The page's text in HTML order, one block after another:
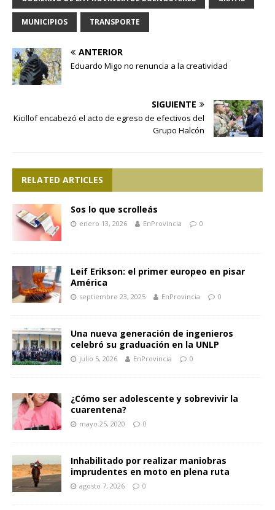
MUNICIPIOS TRANSPORTE
ANTERIOR
Eduardo Migo no renuncia a la creatividad
SIGUIENTE
Kicillof encabezó el acto de egreso de efectivos del
Grupo Halcón
RELATED ARTICLES
Sos lo que scrolleás
enero 13, 2026 EnProvincia 0
Leif Erikson: el primer europeo en pisar
América
septiembre 23, 2025 EnProvincia 0
Una nueva generación de ingenieros
celebró su graduación en la UNLP
julio 5, 2026 EnProvincia 0
¿Cómo ser adolescente y sobrevivir la
cuarentena?
mayo 25, 2020 0
Inhabilitado por realizar maniobras
imprudentes en moto en plena ruta
agosto 7, 2026 0